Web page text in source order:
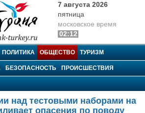
7 августа 2026
пятница
московское время
02:12
ПОЛИТИКА ОБЩЕСТВО ТУРИЗМ
БЕЗОПАСНОСТЬ ПРОИСШЕСТВИЯ
над тестовыми наборами на
опасения по поводу